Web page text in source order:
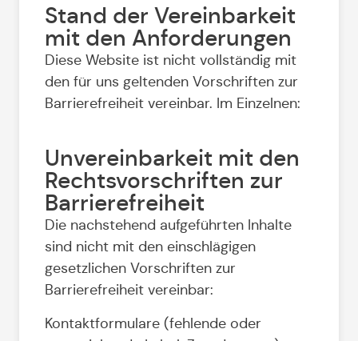
Stand der Vereinbarkeit
mit den Anforderungen
Diese Website ist nicht vollständig mit
den für uns geltenden Vorschriften zur
Barrierefreiheit vereinbar. Im Einzelnen:
Unvereinbarkeit mit den
Rechtsvorschriften zur
Barrierefreiheit
Die nachstehend aufgeführten Inhalte
sind nicht mit den einschlägigen
gesetzlichen Vorschriften zur
Barrierefreiheit vereinbar:
Kontaktformulare (fehlende oder